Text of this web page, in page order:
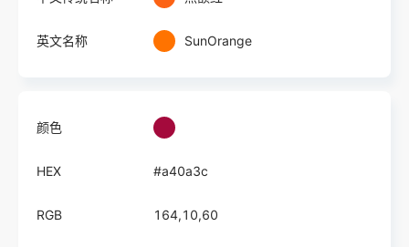
英文名称 SunOrange
颜色
HEX #a40a3c
RGB 164,10,60